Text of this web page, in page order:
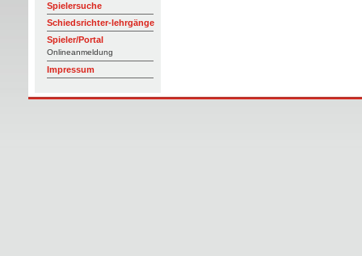
Spielersuche
Schiedsrichter-lehrgänge
Spieler/Portal
Onlineanmeldung
Impressum